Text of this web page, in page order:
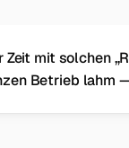
mit solchen
Betrieb lahm